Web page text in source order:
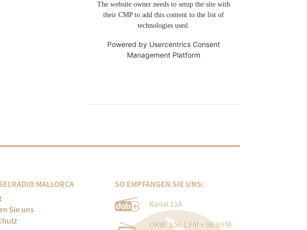
The website owner needs to setup the site with
their CMP to add this content to the list of
technologies used.
Powered by Usercentrics Consent
Management Platform
MALLORCA
Sie uns
SO EMPFANGEN SIE UNS:
Kanal 11A
UKW: 106.1 FM + 96.9 FM